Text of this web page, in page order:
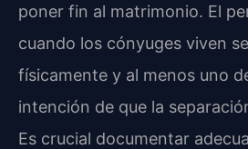
poner fin al matrimonio. El
cuando los cónyuges viven
físicamente y al menos uno
intención de que la
Es crucial documentar